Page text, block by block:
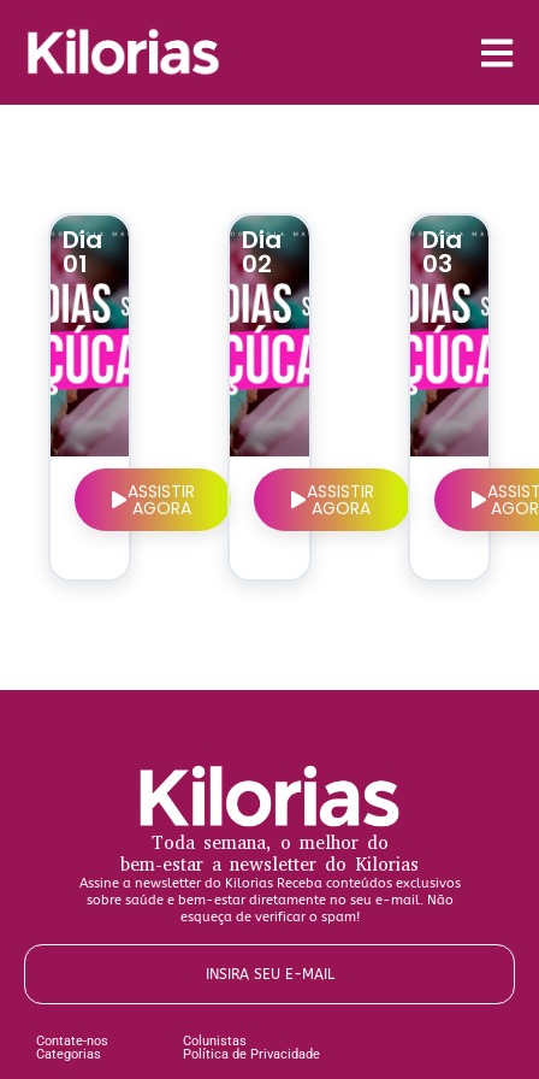
Dia
01
ASSISTIR
AGORA
Dia
02
ASSISTIR
AGORA
Dia
03
Toda semana, o melhor do
bem-estar a newsletter do Kilorias
Assine a newsletter do Kilorias Receba conteúdos exclusivos
sobre saúde e bem-estar diretamente no seu e-mail. Não
esqueça de verificar o spam!
INSIRA SEU E-MAIL
Contate-nos
Categorias
Colunistas
Política de Privacidade